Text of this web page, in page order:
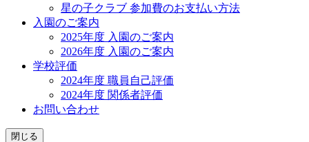
星の子クラブ 参加費のお支払い方法
入園のご案内
2025年度 入園のご案内
2026年度 入園のご案内
学校評価
2024年度 職員自己評価
2024年度 関係者評価
お問い合わせ
閉じる